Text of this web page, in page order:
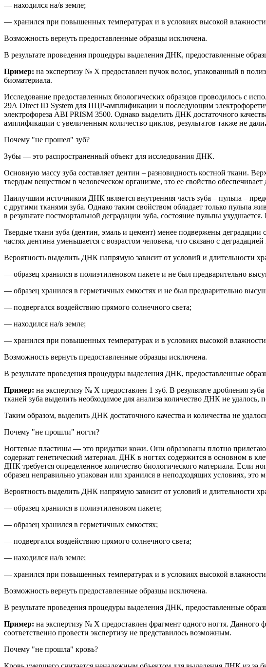
— находился на/в земле;
— хранился при повышенных температурах и в условиях высокой
Возможность вернуть предоставленные образцы исключена.
В результате проведения процедуры выделения ДНК, предоставленные
Пример: на экспертизу № Х предоставлен пучок волос, упакованный в
биоматериала.
Исследование предоставленных биологических образцов проводилось с
29A Direct ID System для ПЦР-амплификации и последующим
электрофореза ABI PRISM 3500. Однако выделить ДНК достаточного
амплификации с увеличенным количество циклов, результатов также не дали.
Почему "не прошел" зуб?
Зубы — это распространенный объект для исследования ДНК.
Основную массу зуба составляет дентин – разновидность костной ткани.
твердым веществом в человеческом организме, это ее свойство
Наилучшим источником ДНК является внутренняя часть зуба – пульпа –
с другими тканями зуба. Однако таким свойством обладает только пульпа
в результате постмортальной деградации зуба, состояние пульпы
Твердые ткани зуба (дентин, эмаль и цемент) менее подвержены деградации
частях дентина уменьшается с возрастом человека, что связано с
Вероятность выделить ДНК напрямую зависит от условий и длительности
— образец хранился в полиэтиленовом пакете и не был предварительно
— образец хранился в герметичных емкостях и не был предварительно
— подвергался воздействию прямого солнечного света;
— находился на/в земле;
— хранился при повышенных температурах и в условиях высокой
Возможность вернуть предоставленные образцы исключена.
В результате проведения процедуры выделения ДНК, предоставленные
Пример: на экспертизу № Х предоставлен 1 зуб. В результате дробления
тканей зуба выделить необходимое для анализа количество ДНК не
Таким образом, выделить ДНК достаточного качества и количества не
Почему "не прошли" ногти?
Ногтевые пластины — это придатки кожи. Они образованы плотно
содержат генетический материал. ДНК в ногтях содержится в основном в
ДНК требуется определенное количество биологического материала. Если
образец неправильно упакован или хранился в неподходящих условиях,
Вероятность выделить ДНК напрямую зависит от условий и длительности
— образец хранился в полиэтиленовом пакете;
— образец хранился в герметичных емкостях;
— подвергался воздействию прямого солнечного света;
— находился на/в земле;
— хранился при повышенных температурах и в условиях высокой
Возможность вернуть предоставленные образцы исключена.
В результате проведения процедуры выделения ДНК, предоставленные
Пример: на экспертизу № Х предоставлен фрагмент одного ногтя. Данного
соответственно провести экспертизу не представилось возможным.
Почему "не прошла" кровь?